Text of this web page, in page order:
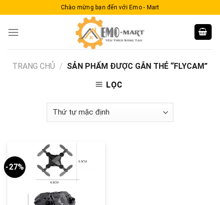
to
Chào mừng bạn đến với Emo - Mart
TRANG CHỦ / SẢN PHẨM ĐƯỢC GẮN THẺ “FLYCAM”
LỌC
-27%